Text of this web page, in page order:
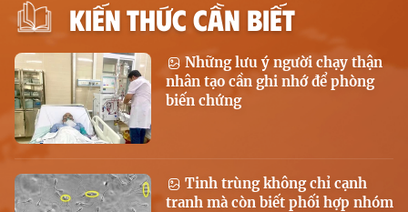
KIẾN THỨC CẦN BIẾT
Những lưu ý người chạy thận
nhân tạo cần ghi nhớ để phòng
biến chứng
Tinh trùng không chỉ cạnh
tranh mà còn biết phối hợp nhóm